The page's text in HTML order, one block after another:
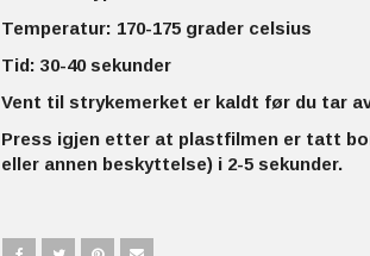
Temperatur: 170-175 grader celsius
Tid: 30-40 sekunder
Vent til strykemerket er kaldt før du tar
Press igjen etter at plastfilmen er tatt
eller annen beskyttelse) i 2-5 sekunder.